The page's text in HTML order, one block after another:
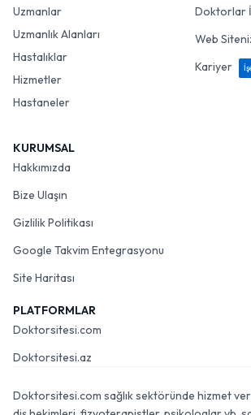
Uzmanlar
Uzmanlık Alanları
Hastalıklar
Hizmetler
Hastaneler
Doktorlar
Web
Kariyer
KURUMSAL
Hakkımızda
Bize Ulaşın
Gizlilik Politikası
Google Takvim Entegrasyonu
Site Haritası
PLATFORMLAR
Doktorsitesi.com
Doktorsitesi.az
Doktorsitesi.com sağlık sektöründe hizmet